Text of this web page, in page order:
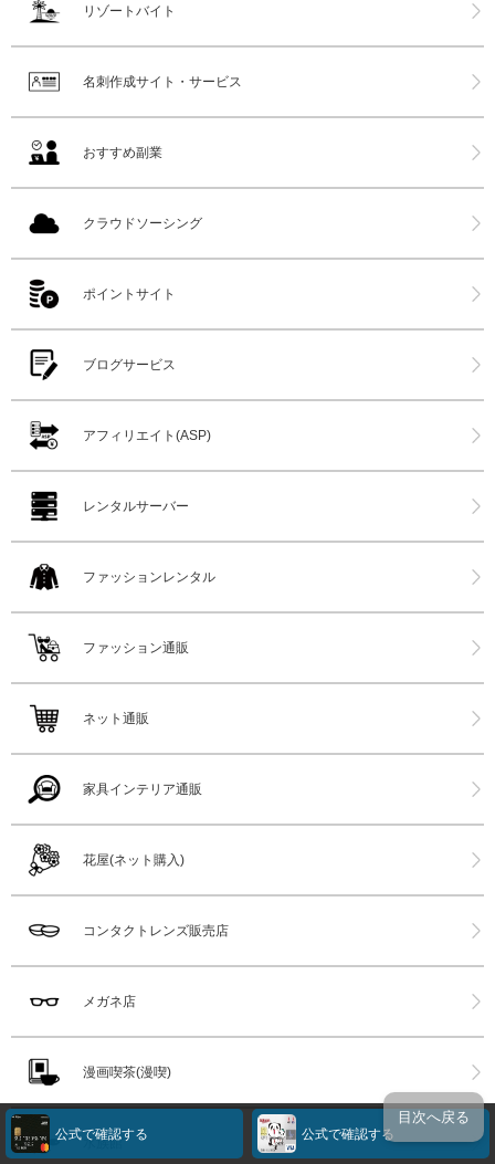
公式で確認する 公式で確認する
リゾートバイト
名刺作成サイト・サービス
おすすめ副業
クラウドソーシング
ポイントサイト
ブログサービス
アフィリエイト(ASP)
レンタルサーバー
ファッションレンタル
ファッション通販
ネット通販
家具インテリア通販
花屋(ネット購入)
コンタクトレンズ販売店
メガネ店
漫画喫茶(漫喫)
水族館
目次へ戻る